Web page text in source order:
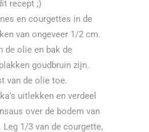
recept ;)
en courgettes in de
van ongeveer 1/2 cm.
de olie en bak de
goudbruin zijn.
van de olie toe.
uitlekken en verdeel
over de bodem van
1/3 van de courgette,